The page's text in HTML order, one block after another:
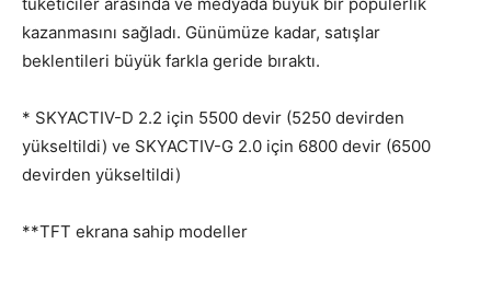
kazanmasını sağladı. Günümüze kadar, satışlar
beklentileri büyük farkla geride bıraktı.
* SKYACTIV-D 2.2 için 5500 devir (5250 devirden
yükseltildi) ve SKYACTIV-G 2.0 için 6800 devir (6500
devirden yükseltildi)
**TFT ekrana sahip modeller